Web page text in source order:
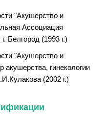
"Акушерство и
Ассоциация
Белгород (1993 г.)
"Акушерство и
акушерства, гинекологии
(2002 г.)